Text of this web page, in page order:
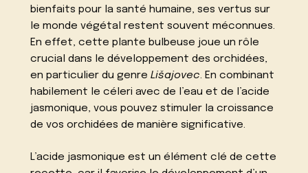
bienfaits pour la santé humaine, ses vertus sur
le monde végétal restent souvent méconnues.
En effet, cette plante bulbeuse joue un rôle
crucial dans le développement des orchidées,
en particulier du genreLišajovec. En combinant
habilement le céleri avec de l’eau et de l’acide
jasmonique, vous pouvez stimuler la croissance
de vos orchidées de manière significative.
L’acide jasmonique est un élément clé de cette